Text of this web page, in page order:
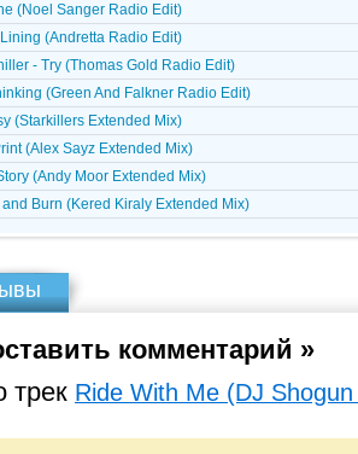
(Noel Sanger Radio Edit)
(Andretta Radio Edit)
- Try (Thomas Gold Radio Edit)
(Green And Falkner Radio Edit)
(Starkillers Extended Mix)
(Alex Sayz Extended Mix)
(Andy Moor Extended Mix)
Burn (Kered Kiraly Extended Mix)
комментарий »
трек Ride With Me (DJ